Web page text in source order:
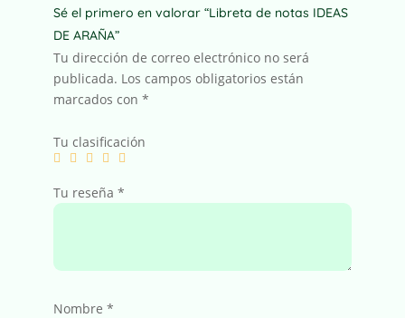
Sé el primero en valorar “Libreta de notas IDEAS
DE ARAÑA”
Tu dirección de correo electrónico no será
publicada. Los campos obligatorios están
marcados con *
Tu clasificación
Tu reseña *
Nombre *